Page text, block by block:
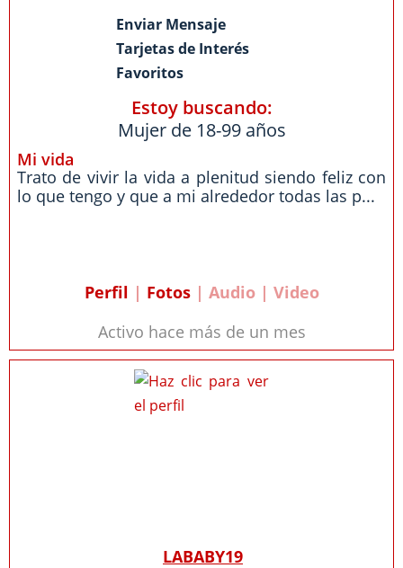
Enviar Mensaje
Tarjetas de Interés
Favoritos
Estoy buscando:
Mujer de 18-99 años
Mi vida
Trato de vivir la vida a plenitud siendo feliz con
lo que tengo y que a mi alrededor todas las p...
Perfil | Fotos| Audio | Video
Activo hace más de un mes
LABABY19